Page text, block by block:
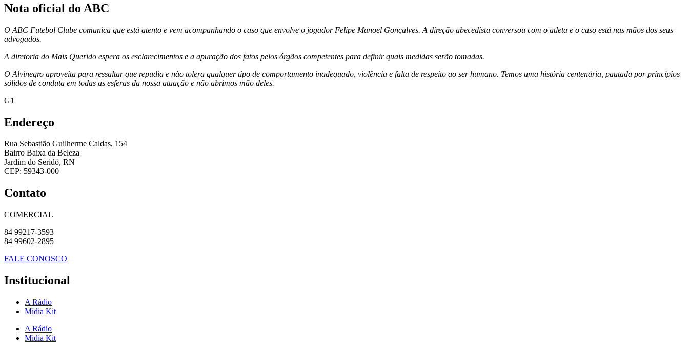
Nota oficial do ABC
O ABC Futebol Clube comunica que está atento e vem acompanhando o caso que envolve o jogador Felipe Manoel Gonçalves. A direção abecedista conversou com o atleta e o caso está nas mãos dos seus
advogados.
A diretoria do Mais Querido espera os esclarecimentos e a apuração dos fatos pelos órgãos competentes para definir quais medidas serão tomadas.
O Alvinegro aproveita para ressaltar que repudia e não tolera qualquer tipo de comportamento inadequado, violência e falta de respeito ao ser humano. Temos uma história centenária, pautada por princípios
sólidos de conduta em todas as esferas da nossa atuação e não abrimos mão deles.
G1
Endereço
Rua Sebastião Guilherme Caldas, 154
Bairro Baixa da Beleza
Jardim do Seridó, RN
CEP: 59343-000
Contato
COMERCIAL
84 99217-3593
84 99602-2895
FALE CONOSCO
Institucional
A Rádio
Midia Kit
A Rádio
Midia Kit